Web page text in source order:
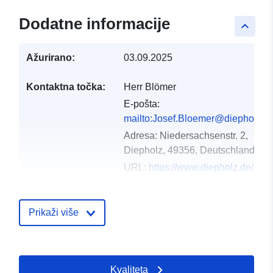
keyboard_arrow_up
Dodatne informacije
Ažurirano: 03.09.2025
Kontaktna točka:
Herr Blömer
E-pošta:
Adresa: Niedersachsenstr. 2,
Diepholz, 49356, Deutschland
URL: https://www.diepholz.de/
Kataloški
registar:
Prikaži više
Kvaliteta